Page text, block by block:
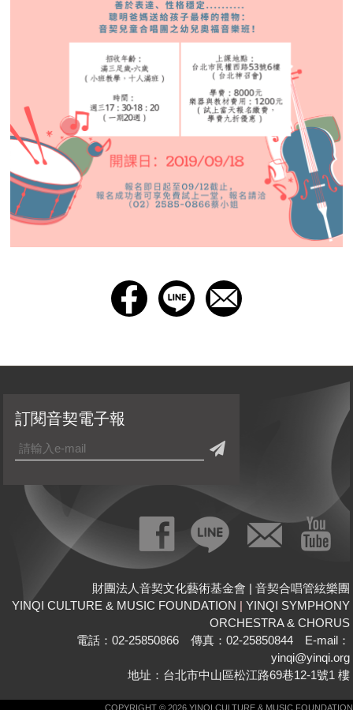
財團法人音契文化藝術基金會 | 音契合唱管絃樂團
YINQI CULTURE & MUSIC FOUNDATION | YINQI SYMPHONY
ORCHESTRA & CHORUS
電話：02-25850866 傳真：02-25850844 E-mail：
yinqi@yinqi.org
地址：台北市中山區松江路69巷12-1號1 樓
訂閱音契電子報
COPYRIGHT © 2026 YINQI CULTURE & MUSIC FOUNDATION